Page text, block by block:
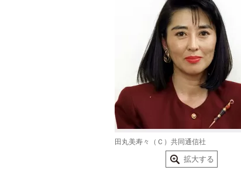
田丸美寿々（Ｃ）共同通信社
拡大する